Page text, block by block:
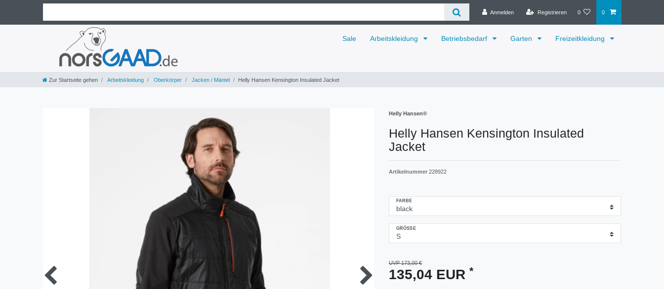
Anmelden Registrieren 0 0
Sale Arbeitskleidung Betriebsbedarf Garten Freizeitkleidung
Zur Startseite gehen Arbeitskleidung Oberkörper Jacken / Mäntel Helly Hansen Kensington Insulated Jacket
Helly Hansen®
Helly Hansen Kensington Insulated
Jacket
Artikelnummer 228922
FARBE
GRÖSSE
UVP 173,00 €
135,04 EUR *